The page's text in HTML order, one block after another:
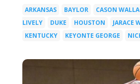
ARKANSAS BAYLOR CASON
LIVELY
DUKE HOUSTON JARACE
KENTUCKY KEYONTE GEORGE